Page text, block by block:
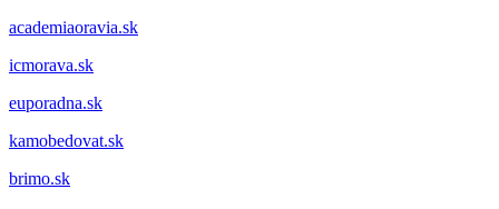
academiaoravia.sk
icmorava.sk
euporadna.sk
kamobedovat.sk
brimo.sk